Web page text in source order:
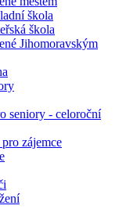
škola
škola
Jihomoravským
seniory - celoroční
zájemce